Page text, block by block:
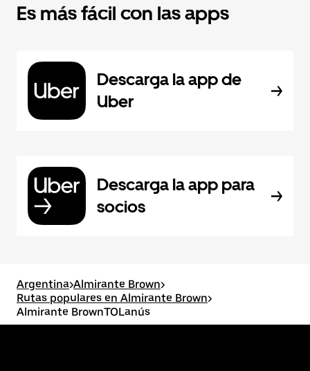
Es más fácil con las apps
Descarga la app de
Uber
Descarga la app para
socios
Argentina>Almirante Brown>
Rutas populares en Almirante Brown>
Almirante BrownTOLanús